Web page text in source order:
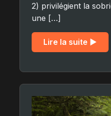
2) privilégient la
une […]
Lire la suite ▶︎